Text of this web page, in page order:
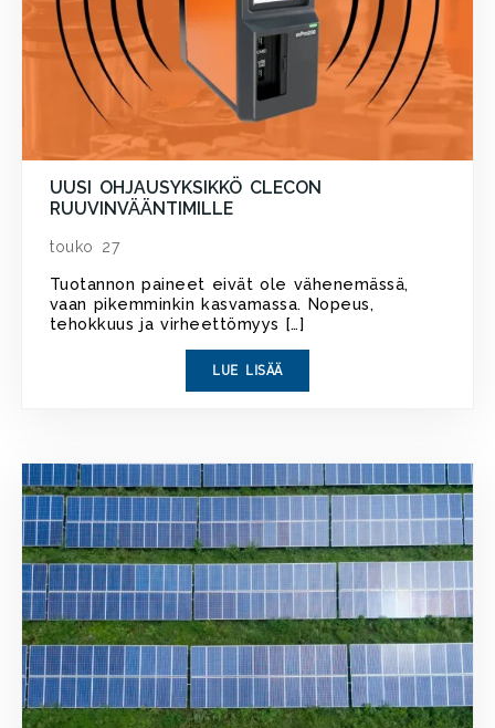
UUSI OHJAUSYKSIKKÖ CLECON
RUUVINVÄÄNTIMILLE
touko 27
Tuotannon paineet eivät ole vähenemässä,
vaan pikemminkin kasvamassa. Nopeus,
tehokkuus ja virheettömyys […]
LUE LISÄÄ